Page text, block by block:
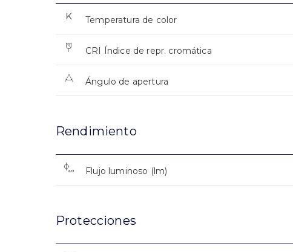
Temperatura de color
CRI Índice de repr. cromática
Ángulo de apertura
Rendimiento
Flujo luminoso (lm)
Protecciones